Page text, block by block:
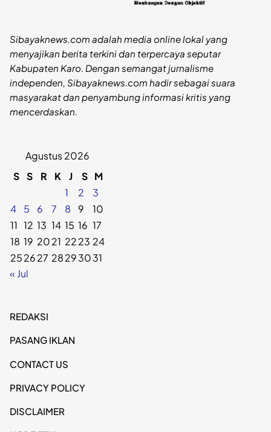
Sibayaknews.com adalah media online lokal yang
menyajikan berita terkini dan terpercaya seputar
Kabupaten Karo. Dengan semangat jurnalisme
independen, Sibayaknews.com hadir sebagai suara
masyarakat dan penyambung informasi kritis yang
mencerdaskan.
Agustus 2026
S S R K J S M
1
2
3
4
5 6 7 8 9
10
11 12 13 14 15 16 17
18 19 2021 2223 24
252627 28293031
« Jul
REDAKSI
PASANG IKLAN
CONTACT US
PRIVACY POLICY
DISCLAIMER